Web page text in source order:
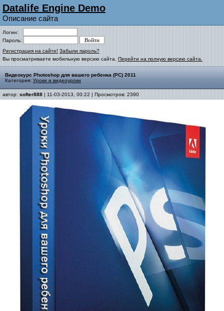
Datalife Engine Demo
Описание сайта
Логин:
Пароль:
Регистрация на сайте! Забыли пароль?
Вы просматриваете мобильную версию сайта. Перейти на полную версию сайта.
Видеокурс Photoshop для вашего ребенка (PC) 2011
Категория: Уроки и видеоуроки
автор: softer888 | 11-03-2013, 00:22 | Просмотров: 2390